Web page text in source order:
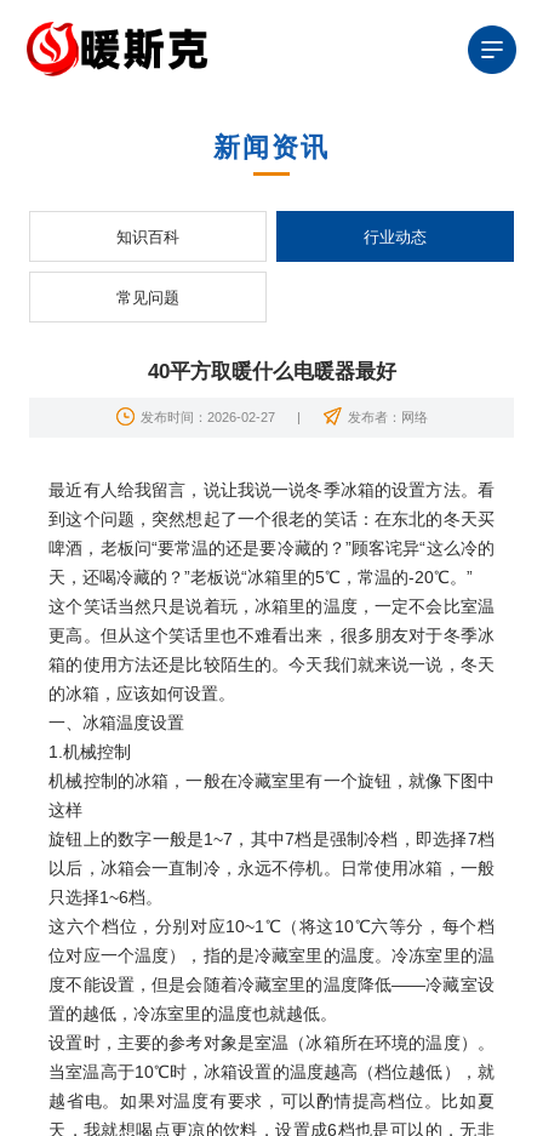
新闻资讯
知识百科 行业动态
常见问题
40平方取暖什么电暖器最好
发布时间：2026-02-27 发布者：网络
最近有人给我留言，说让我说一说冬季冰箱的设置方法。看
到这个问题，突然想起了一个很老的笑话：在东北的冬天买
啤酒，老板问“要常温的还是要冷藏的？”顾客诧异“这么冷的
天，还喝冷藏的？”老板说“冰箱里的5℃，常温的-20℃。”
这个笑话当然只是说着玩，冰箱里的温度，一定不会比室温
更高。但从这个笑话里也不难看出来，很多朋友对于冬季冰
箱的使用方法还是比较陌生的。今天我们就来说一说，冬天
的冰箱，应该如何设置。
一、冰箱温度设置
1.机械控制
机械控制的冰箱，一般在冷藏室里有一个旋钮，就像下图中
这样
旋钮上的数字一般是1~7，其中7档是强制冷档，即选择7档
以后，冰箱会一直制冷，永远不停机。日常使用冰箱，一般
只选择1~6档。
这六个档位，分别对应10~1℃（将这10℃六等分，每个档
位对应一个温度），指的是冷藏室里的温度。冷冻室里的温
度不能设置，但是会随着冷藏室里的温度降低——冷藏室设
置的越低，冷冻室里的温度也就越低。
设置时，主要的参考对象是室温（冰箱所在环境的温度）。
当室温高于10℃时，冰箱设置的温度越高（档位越低），就
越省电。如果对温度有要求，可以酌情提高档位。比如夏
天，我就想喝点更凉的饮料，设置成6档也是可以的，无非